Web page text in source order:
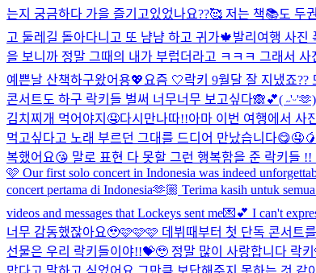
는지 궁금하다 가을 즐기고있었나요??🥰 저는 책📚도
고 둘레길 돌아다니고 또 냠냠 하고 귀가🍁발리여행 사진
을 보니까 정말 그때의 내가 부럽더라고 ㅋㅋㅋ 그래서
예쁜날 산책하구왔어용💖 요즘 🤍락키 9월달 잘 지냈죠
콘서트도 하구 락키들 벌써 너무너무 보고싶다🙈💕(
김치찌개 먹어야지🤤다시만나따!!아마 이번 여행에서 사
먹고싶다고 노래 부르던 그대를 드디어 만났습니다
복했어요😘 말로 표현 다 못할 그런 행복함을 준 락키들
🩷 Our first solo concert in Indonesia was indeed
concert pertama di Indonesia🫶🏼 Terima kasih untuk
videos and messages that Lockeys sent me💌💕 I can't
너무 감동했잖아요🥹🩷🩷🩷 데뷔때부터 첫 단독 콘서트
선물은 우리 락키들이야!!💝🥹 정말 많이 사랑합니다 락